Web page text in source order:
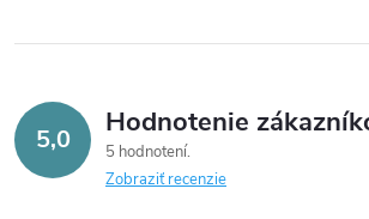
5,0 Hodnotenie
5 hodnotení
Zobraziť recenzie